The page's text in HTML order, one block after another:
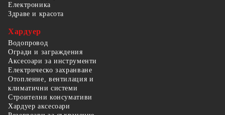
Електроника
Здраве и красота
Хардуер
Водопровод
Огради и заграждения
Аксесоари за инструменти
Електрическо захранване
Отопление, вентилация и
климатични системи
Строителни консумативи
Хардуер аксесоари